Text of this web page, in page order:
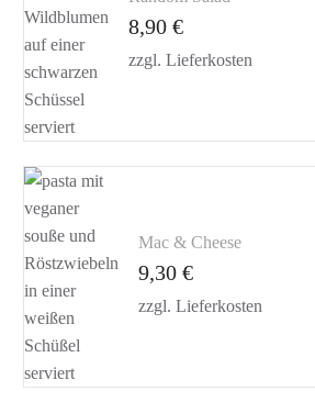
8,90 €
zzgl. Lieferkosten
Mac & Cheese
9,30 €
zzgl. Lieferkosten